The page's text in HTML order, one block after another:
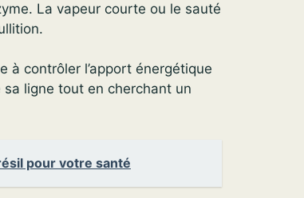
La vapeur courte ou le sauté
à contrôler l’apport énergétique
ligne tout en cherchant un
pour votre santé